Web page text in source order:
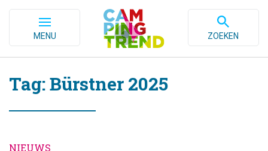
MENU ZOEKEN
Tag: Bürstner 2025
NIEUWS